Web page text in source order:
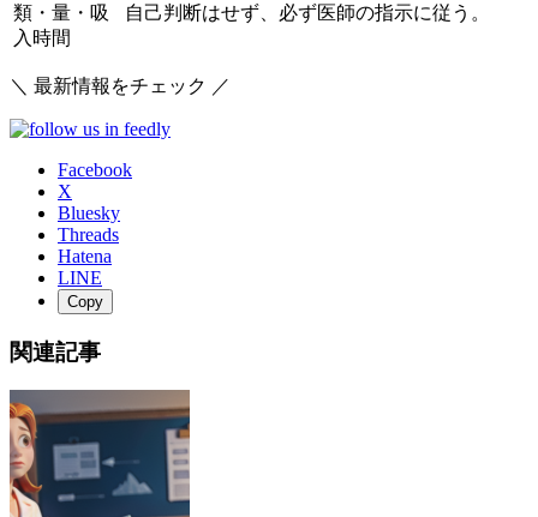
類・量・吸
入時間
自己判断はせず、必ず医師の指示に従う。
＼ 最新情報をチェック ／
Facebook
X
Bluesky
Threads
Hatena
LINE
Copy
関連記事